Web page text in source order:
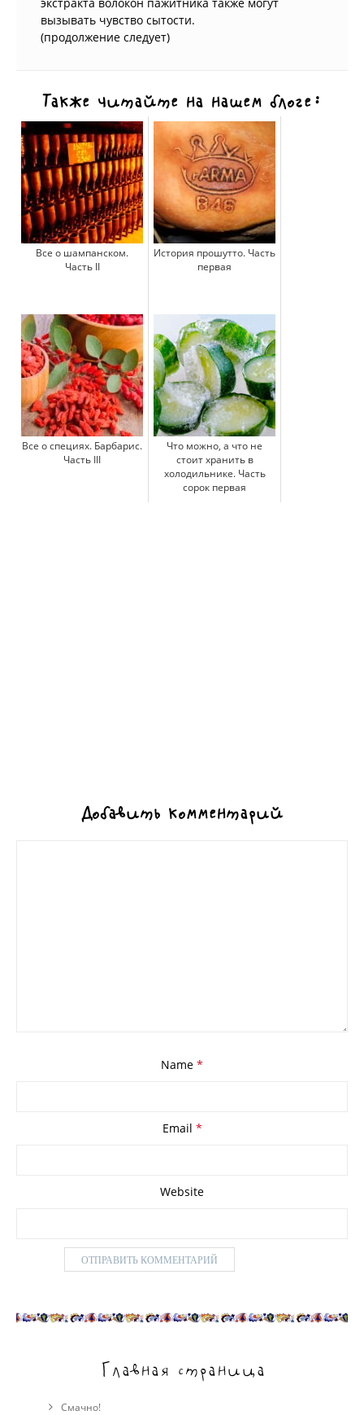
вызывать чувство сытости.
(продолжение следует)
Также читайте на нашем блоге:
Все о шампанском.
Часть II
История прошутто. Часть
первая
Все о специях. Барбарис.
Часть III
Что можно, а что не
стоит хранить в
холодильнике. Часть
сорок первая
Добавить комментарий
Name *
Email *
Website
Главная страница
Смачно!